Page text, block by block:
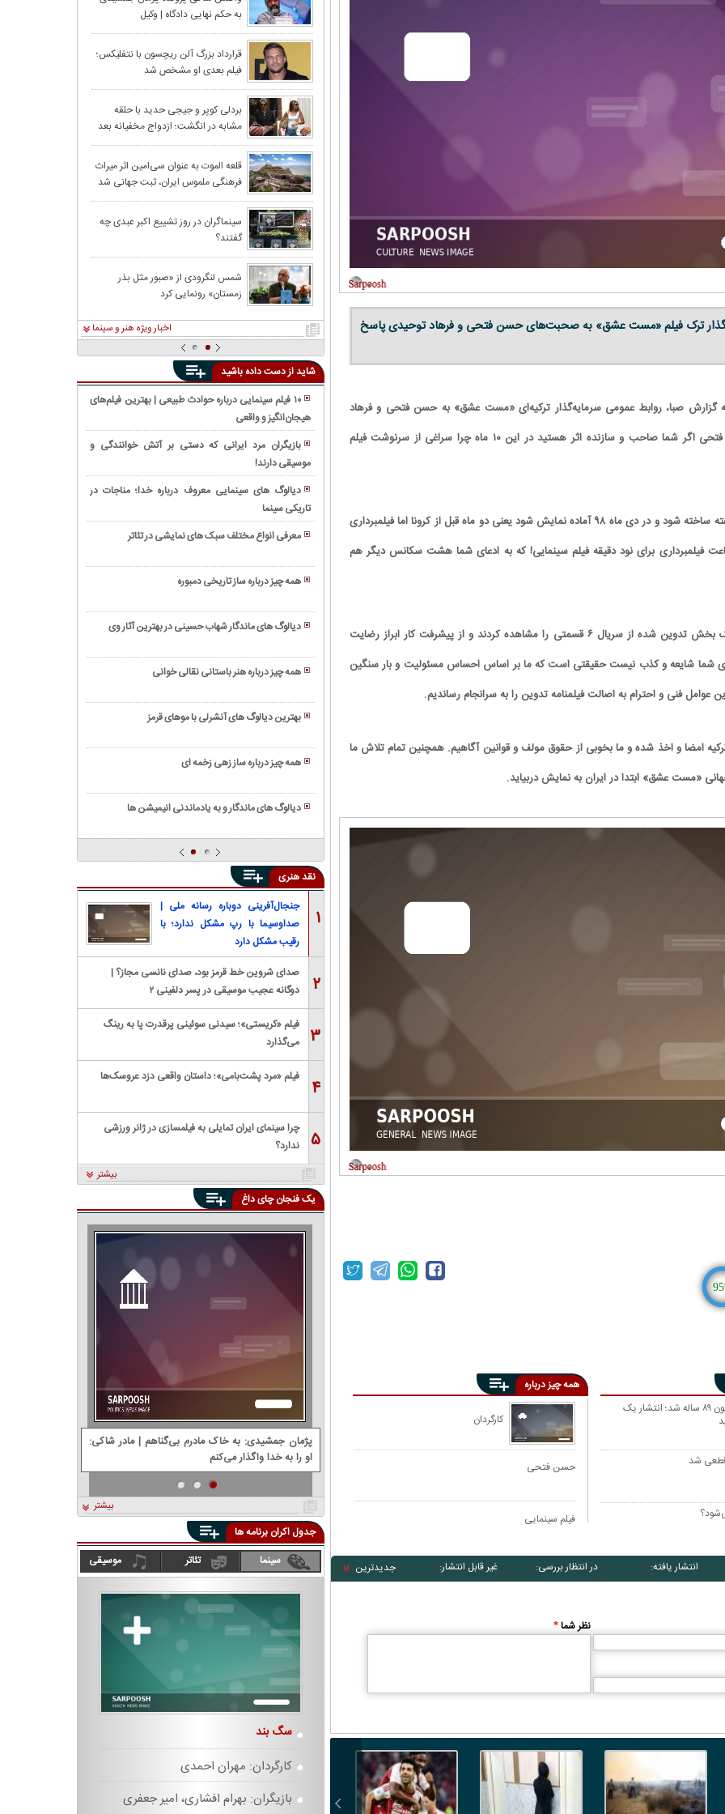
گذار ترک فیلم «مست عشق» به صحبت‌های حسن فتحی و فرهاد توحیدی پاسخ
گزارش صبا، روابط عمومی سرمایه‌گذار ترکیه‌ای «مست عشق» به حسن فتحی و فرهاد
توحیدی آمده است: آقای فتحی اگر شما صاحب و سازنده اثر هستید در این ۱۰ ماه چرا سراغی از سرنوشت فیلم
قرار بود فیلم در مدت ۸ هفته ساخته شود و در دی ماه ۹۸ آماده نمایش شود یعنی دو ماه قبل از کرونا اما فیلمبرداری
طول کشید. ۷۰ ساعت فیلمبرداری برای نود دقیقه فیلم سینمایی! که به ادعای شما هشت سکانس دیگر هم
دوستان سرمایه‌گذارتان یک بخش تدوین شده از سریال ۶ قسمتی را مشاهده کردند و از پیشرفت کار ابراز رضایت
شما شایعه و کذب نیست حقیقتی است که ما بر اساس احساس مسئولیت و بار سنگین
عوامل فنی و احترام به اصالت فیلمنامه تدوین را به سرانجام رساندیم.
امضا و اخذ شده و ما بخوبی از حقوق مولف و قوانین آگاهیم. همچنین تمام تلاش ما
«مست عشق» ابتدا در ایران به نمایش دربیاید.
95
جک نیکلسون ۸۹ ساله شد؛ انتشار یک
همه چیز درباره
کارگردان
حسن فتحی
فیلم سینمایی
انتشار یافته: ۰ در انتظار بررسی: ۰ غیر قابل انتشار: ۰ جدیدترین
نظر شما*
به حکم نهایی دادگاه | وکیل
جمشیدی:تلاش شاکی برای ادامه
حواشی، مصداق بلاگری است
قرارداد بزرگ آلن ریچسون با نتفلیکس؛
فیلم بعدی او مشخص شد
بردلی کوپر و جیجی حدید با حلقه‌
مشابه در انگشت؛ ازدواج مخفیانه بعد
از ۳ سال نامزدی
قلعه الموت به عنوان سی‌امین اثر میراث‌
فرهنگی ملموس ایران، ثبت جهانی شد
سینماگران در روز تشییع اکبر عبدی چه
گفتند؟
شمس لنگرودی از «صبور مثل بذر
زمستان» رونمایی کرد
اخبار ویژه هنر و سینما
شاید از دست داده باشید
۱۰ فیلم سینمایی درباره حوادث طبیعی | بهترین فیلم‌های
هیجان‌انگیز و واقعی
بازیگران مرد ایرانی که دستی بر آتش خوانندگی و
موسیقی دارند!
دیالوگ های سینمایی معروف درباره خدا؛ مناجات در
تاریکی سینما
معرفی انواع مختلف سبک های نمایشی در تئاتر
همه چیز درباره ساز تاریخی دمبوره
دیالوگ های ماندگار شهاب حسینی در بهترین آثار وی
همه چیز درباره هنر باستانی نقالی خوانی
بهترین دیالوگ های آنشرلی با موهای قرمز
همه چیز درباره ساز زهی زخمه ای
دیالوگ های ماندگار و به یادماندنی انیمیشن ها
ایران
کاربرد
گرایی)
نقد هنری
۱
جنجال‌آفرینی دوباره رسانه ملی |
صداوسیما با رپ مشکل ندارد؛ با
رقیب مشکل دارد
۲
صدای شروین خط قرمز بود، صدای نانسی مجاز؟ |
دوگانه عجیب موسیقی در پسر دلفینی ۲
۳
فیلم «کریستی»؛ سیدنی سوئینی پرقدرت پا به رینگ
می‌گذارد
۴ فیلم «مرد پشت‌بامی»؛ داستان واقعی دزد عروسک‌ها
۵
چرا سینمای ایران تمایلی به فیلمسازی در ژانر ورزشی
ندارد؟
بیشتر
یک فنجان چای داغ
پژمان جمشیدی: ‌به خاک مادرم بی‌گناهم | مادر شاکی:
او را به خدا واگذار می‌کنم
بیشتر
جدول اکران برنامه ها
سینما
تئاتر موسیقی
سگ بند
کارگردان: مهران احمدی
بازیگران: بهرام افشاری، امیر جعفری
Joseph Kosinski
ERA
دانتون ابی
Simon Curtis
مرد شمالی
Robert Eggers